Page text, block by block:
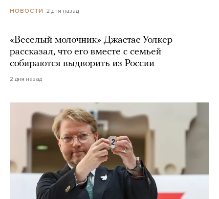
НОВОСТИ 2 дня назад
«Веселый молочник» Джастас Уолкер
рассказал, что его вместе с семьей
собираются выдворить из России
2 дня назад